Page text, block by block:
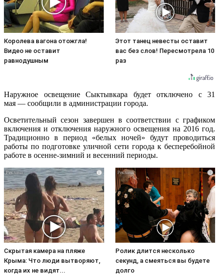
Королева вагона отожгла!
Видео не оставит
равнодушным
Этот танец невесты оставит
вас без слов! Пересмотрела 10
раз
Наружное освещение Сыктывкара будет отключено с 31
мая — сообщили в администрации города.
Осветительный сезон завершен в соответствии с графиком
включения и отключения наружного освещения на 2016 год.
Традиционно в период «белых ночей» будут проводиться
работы по подготовке уличной сети города к бесперебойной
работе в осенне-зимний и весенний периоды.
i
Скрытая камера на пляже
Крыма: Что люди вытворяют,
когда их не видят...
i
Ролик длится несколько
секунд, а смеяться вы будете
долго